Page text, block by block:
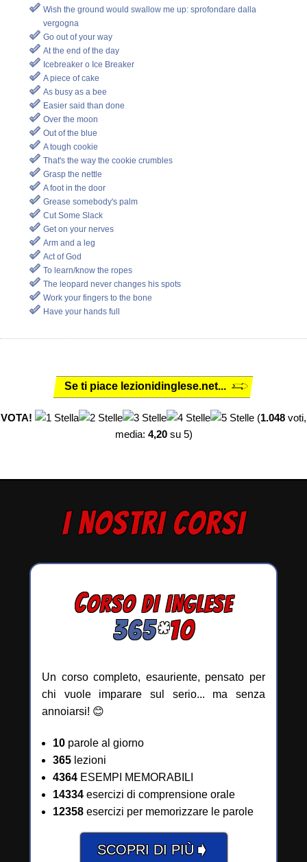
Wish the ground would swallow me up: sprofondare dalla
vergogna
Go out of your way
At the end of the day
Icebreaker o Ice Breaker
A piece of cake
As busy as a bee
Easier said than done
Over the moon
Out of the blue
A tough cookie
That's the way the cookie crumbles
Grasp the nettle
A foot in the door
Grease somebody's palm
Cut Some Slack
Get on your nerves
Arm and a leg
Act of God
To learn/know the ropes
The leopard never changes his spots
Work your fingers to the bone
Have your hands full
Se ti piace lezionidinglese.net...
VOTA! (1.048 voti,
media: 4,20su 5)
I NOSTRI CORSI
CORSO DI INGLESE
365*10
Un corso completo, esauriente, pensato per
chi vuole imparare sul serio... ma senza
annoiarsi! 😊
10 parole al giorno
365 lezioni
4364 ESEMPI MEMORABILI
14334 esercizi di comprensione orale
12358 esercizi per memorizzare le parole
SCOPRI DI PIÙ➧